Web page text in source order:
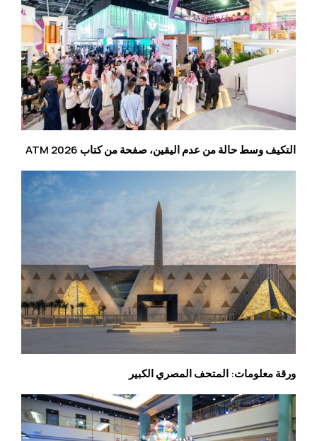
التكيف وسط حالة من عدم اليقين، صفحة من كتاب ATM 2026
ورقة معلومات: المتحف المصري الكبير